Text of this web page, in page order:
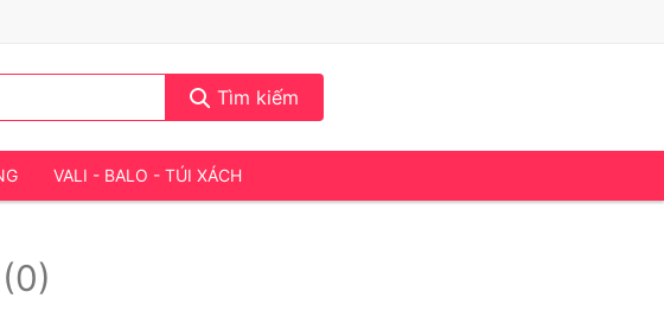
Tìm kiếm
VALI - BALO - TÚI XÁCH
(0)